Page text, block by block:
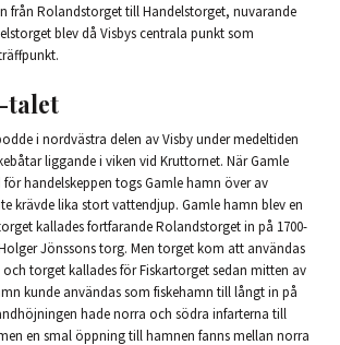
från Rolandstorget till Handelstorget, nuvarande
blev då Visbys centrala punkt som
talet
i nordvästra delen av Visby under medeltiden
liggande i viken vid Kruttornet. När Gamle
handelskeppen togs Gamle hamn över av
krävde lika stort vattendjup. Gamle hamn blev en
kallades fortfarande Rolandstorget in på 1700-
Jönssons torg. Men torget kom att användas
och torget kallades för Fiskartorget sedan mitten av
kunde användas som fiskehamn till långt in på
hade norra och södra infarterna till
en smal öppning till hamnen fanns mellan norra